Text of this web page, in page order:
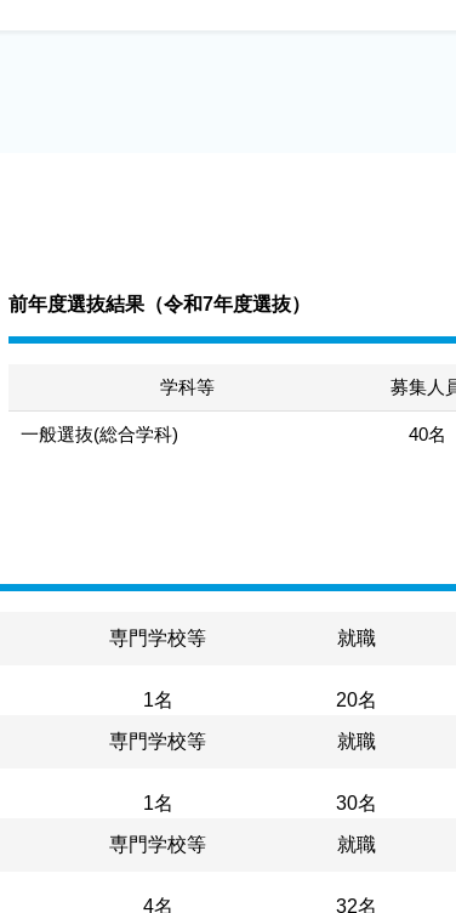
前年度選抜結果（令和7年度選抜）
学科等 募集人
一般選抜(総合学科) 40名
専門学校等
1名
就職
20名
専門学校等
1名
就職
30名
専門学校等
4名
就職
32名